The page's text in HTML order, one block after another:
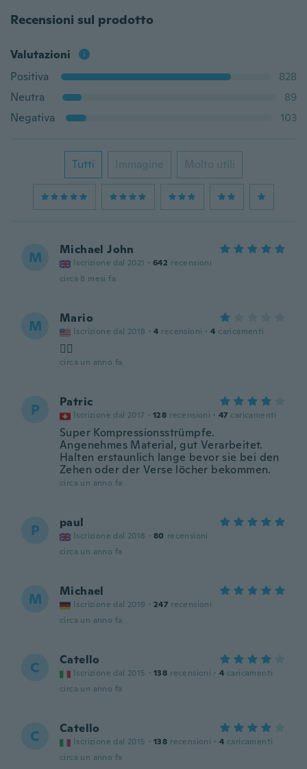
Recensioni sul prodotto
Valutazioni
Positiva
828
Neutra
89
Negativa
103
Tutti Immagine Molto utili
M Michael John
Iscrizione dal 2021 · 642 recensioni
circa 8 mesi fa
M Mario
Iscrizione dal 2018 · 4 recensioni · 4 caricamenti
👌🏽
circa un anno fa
P Patric
Iscrizione dal 2017 · 128 recensioni · 47 caricamenti
Super Kompressionsstrümpfe.
Angenehmes Material, gut Verarbeitet.
Halten erstaunlich lange bevor sie bei den
Zehen oder der Verse löcher bekommen.
circa un anno fa
P paul
Iscrizione dal 2018 · 80 recensioni
circa un anno fa
M Michael
Iscrizione dal 2019 · 247 recensioni
circa un anno fa
C Catello
Iscrizione dal 2015 · 138 recensioni · 4 caricamenti
circa un anno fa
C Catello
Iscrizione dal 2015 · 138 recensioni · 4 caricamenti
circa un anno fa